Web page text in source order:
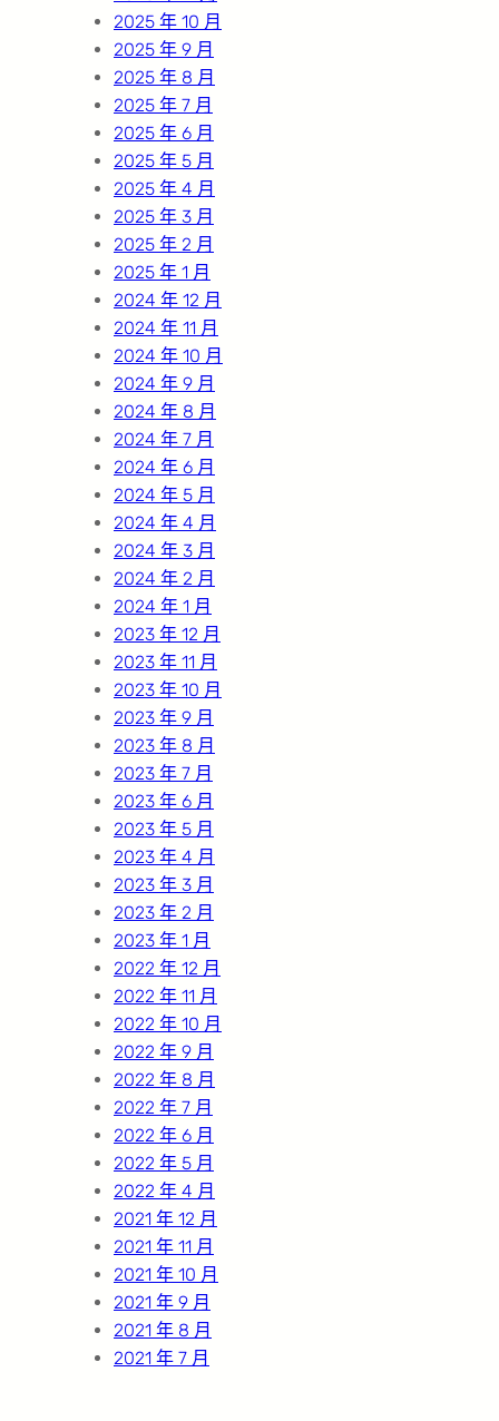
2025 年 10 月
2025 年 9 月
2025 年 8 月
2025 年 7 月
2025 年 6 月
2025 年 5 月
2025 年 4 月
2025 年 3 月
2025 年 2 月
2025 年 1 月
2024 年 12 月
2024 年 11 月
2024 年 10 月
2024 年 9 月
2024 年 8 月
2024 年 7 月
2024 年 6 月
2024 年 5 月
2024 年 4 月
2024 年 3 月
2024 年 2 月
2024 年 1 月
2023 年 12 月
2023 年 11 月
2023 年 10 月
2023 年 9 月
2023 年 8 月
2023 年 7 月
2023 年 6 月
2023 年 5 月
2023 年 4 月
2023 年 3 月
2023 年 2 月
2023 年 1 月
2022 年 12 月
2022 年 11 月
2022 年 10 月
2022 年 9 月
2022 年 8 月
2022 年 7 月
2022 年 6 月
2022 年 5 月
2022 年 4 月
2021 年 12 月
2021 年 11 月
2021 年 10 月
2021 年 9 月
2021 年 8 月
2021 年 7 月